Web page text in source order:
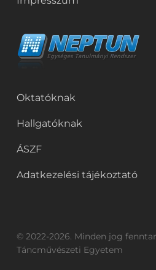
Oktatóknak
Hallgatóknak
ÁSZF
Adatkezelési tájékoztató
© 2022-2026. Minden jog
Táncművészeti Egyetem